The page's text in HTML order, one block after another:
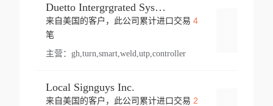
Duetto Intergrgrated Systems Inc.
来自美国的客户，此公司累计进口交易 4
笔
主营： gh,turn,smart,weld,utp,controller
Local Signguys Inc.
来自美国的客户，此公司累计进口交易 2